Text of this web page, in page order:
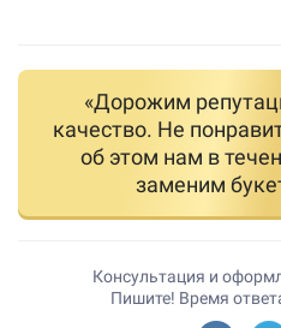
«Дорожим
качество. Не
об этом нам в
заменим
Консультация и
Пишите! Время